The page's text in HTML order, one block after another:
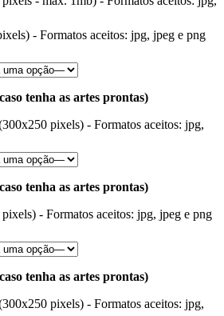
- Formatos aceitos: jpg, jpeg e png
tenha as artes prontas)
pixels) - Formatos aceitos: jpg,
tenha as artes prontas)
- Formatos aceitos: jpg, jpeg e png
tenha as artes prontas)
pixels) - Formatos aceitos: jpg,